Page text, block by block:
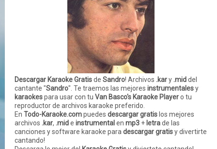
Descargar Karaoke Gratisde Sandro! Archivos .kary .middel
cantante "Sandro". Te traemos las mejores instrumentalesy
karaokespara usar con tu Van Basco's Karaoke Playero tu
reproductor de archivos karaoke preferido.
En Todo-Karaoke.compuedes descargar gratis los mejores
archivos .kar, .mide instrumental en mp3 + letrade las
canciones ysoftware karaoke para descargar gratisy divertirte
cantando!